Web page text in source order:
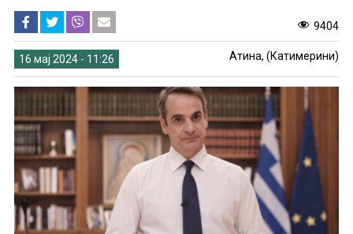
9404
16 мај 2024 - 11:26 Атина, (Катимерини)